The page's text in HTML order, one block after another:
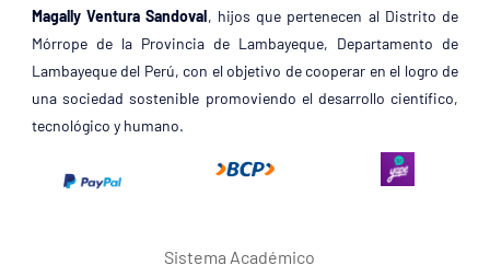
Magally Ventura Sandoval, hijos que pertenecen al Distrito de
Mórrope de la Provincia de Lambayeque, Departamento de
Lambayeque del Perú, con el objetivo de cooperar en el logro de
una sociedad sostenible promoviendo el desarrollo científico,
tecnológico y humano.
Sistema Académico